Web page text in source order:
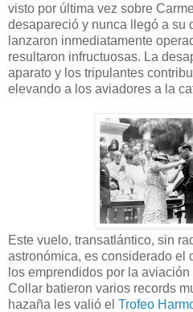
visto por última vez sobre
desapareció y nunca llegó a su
lanzaron inmediatamente
resultaron infructuosas. La
aparato y los tripulantes
elevando a los aviadores a la
Este vuelo, transatlántico, sin
astronómica, es considerado el
los emprendidos por la
Collar batieron varios records
hazaña les valió el Trofeo